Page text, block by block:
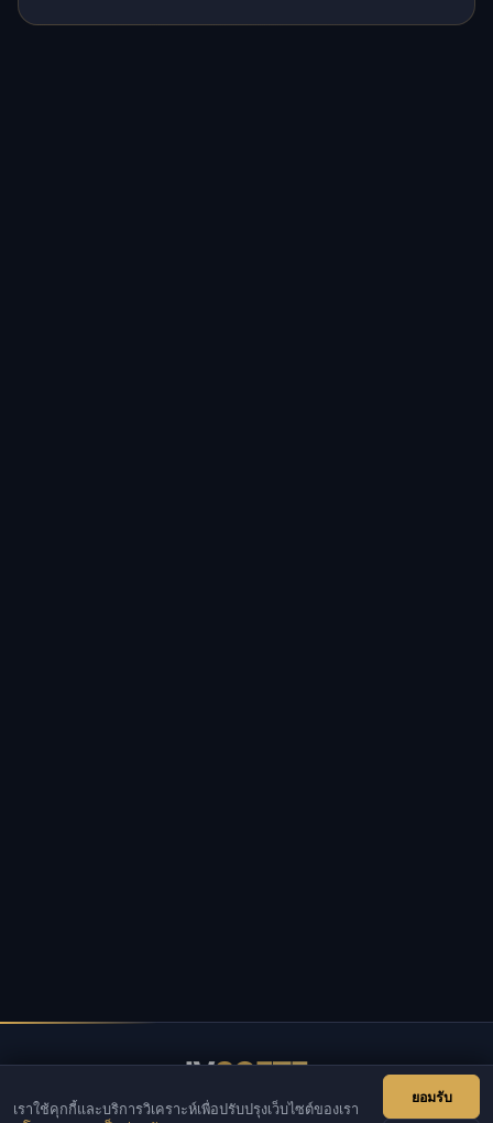
IVSOFTE
IVSOFTE — ร้านซอฟต์แวร์ เราให้บริการติดตั้งและเริ่มต้น
เราใช้คุกกี้และบริการวิเคราะห์เพื่อปรับปรุงเว็บไซต์ของเรา
ยอมรับ